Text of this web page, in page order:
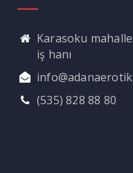
Karasoku
iş hanı
(535) 828 88 80